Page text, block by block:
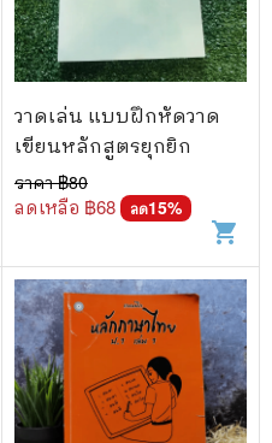
วาดเล่น แบบฝึกหัดวาด
เขียนหลักสูตรยุกยิก
ราคา ฿80
ลดเหลือ ฿68 ลด15%
shopping_cart